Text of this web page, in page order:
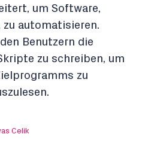
um Software,
zu automatisieren.
Benutzern die
zu schreiben, um
zu
Celik